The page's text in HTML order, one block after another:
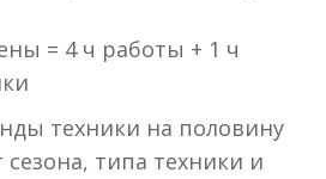
= 4 ч работы + 1 ч
техники на половину
типа техники и